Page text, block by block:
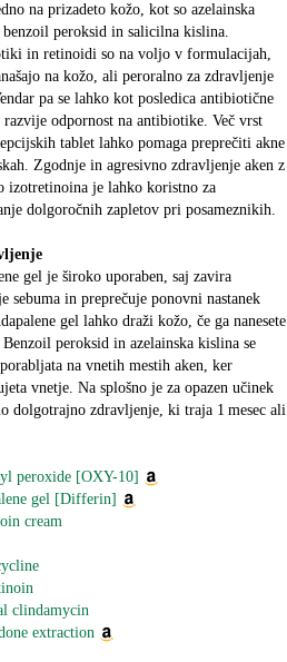
na prizadeto kožo, kot so azelainska
peroksid in salicilna kislina.
in retinoidi so na voljo v formulacijah,
na kožo, ali peroralno za zdravljenje
pa se lahko kot posledica antibiotične
razvije odpornost na antibiotike. Več vrst
tablet lahko pomaga preprečiti akne
Zgodnje in agresivno zdravljenje aken z
izotretinoina je lahko koristno za
dolgoročnih zapletov pri posameznikih.
gel je široko uporaben, saj zavira
sebuma in preprečuje ponovni nastanek
gel lahko draži kožo, če ga nanesete
Benzoil peroksid in azelainska kislina se
na vnetih mestih aken, ker
vnetje. Na splošno je za opazen učinek
dolgotrajno zdravljenje, ki traja 1 mesec ali
peroxide [OXY-10]
gel [Differin]
cream
clindamycin
extraction